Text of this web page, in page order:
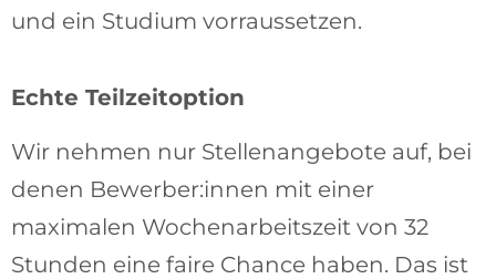
und ein Studium vorraussetzen.
Echte Teilzeitoption
Wir nehmen nur Stellenangebote auf, bei
denen Bewerber:innen mit einer
maximalen Wochenarbeitszeit von 32
Stunden eine faire Chance haben. Das ist